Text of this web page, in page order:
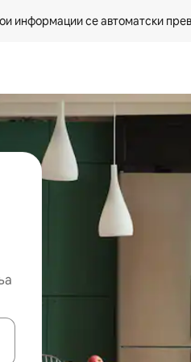
информации се автоматски
со стрелки нагоре и